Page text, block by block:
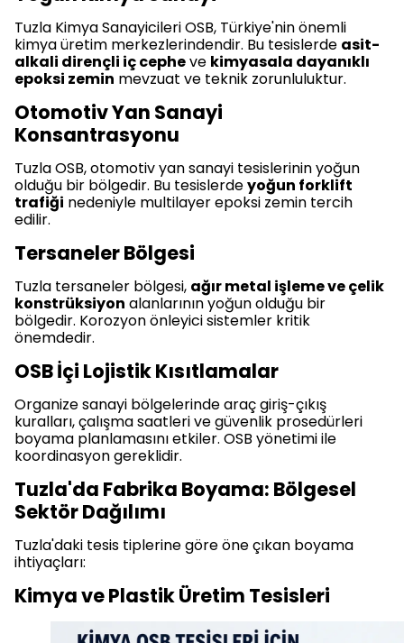
Tuzla Kimya Sanayicileri OSB, Türkiye'nin önemli
kimya üretim merkezlerindendir. Bu tesislerde asit-
alkali dirençli iç cepheve kimyasala dayanıklı
epoksi zemin mevzuat ve teknik zorunluluktur.
Otomotiv Yan Sanayi
Konsantrasyonu
Tuzla OSB, otomotiv yan sanayi tesislerinin yoğun
olduğu bir bölgedir. Bu tesislerdeyoğun forklift
trafiği nedeniyle multilayer epoksi zemin tercih
edilir.
Tersaneler Bölgesi
Tuzla tersaneler bölgesi, ağır metal işleme ve çelik
konstrüksiyon alanlarının yoğun olduğu bir
bölgedir. Korozyon önleyici sistemler kritik
önemdedir.
OSB İçi Lojistik Kısıtlamalar
Organize sanayi bölgelerinde araç giriş-çıkış
kuralları, çalışma saatleri ve güvenlik prosedürleri
boyama planlamasını etkiler. OSB yönetimi ile
koordinasyon gereklidir.
Tuzla'da Fabrika Boyama: Bölgesel
Sektör Dağılımı
Tuzla'daki tesis tiplerine göre öne çıkan boyama
ihtiyaçları:
Kimya ve Plastik Üretim Tesisleri